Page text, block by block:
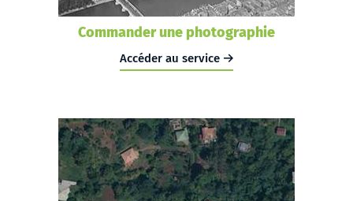
Commander une photographie
Accéder au service